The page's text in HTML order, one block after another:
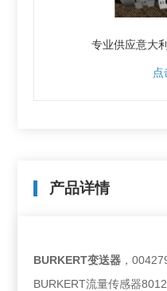
专业供应意大
点
产品详情
BURKERT变送器 ，
BURKERT流量传感器